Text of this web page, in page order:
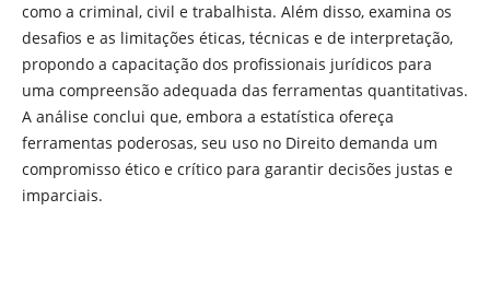
como a criminal, civil e trabalhista. Além disso, examina os
desafios e as limitações éticas, técnicas e de interpretação,
propondo a capacitação dos profissionais jurídicos para
uma compreensão adequada das ferramentas quantitativas.
A análise conclui que, embora a estatística ofereça
ferramentas poderosas, seu uso no Direito demanda um
compromisso ético e crítico para garantir decisões justas e
imparciais.